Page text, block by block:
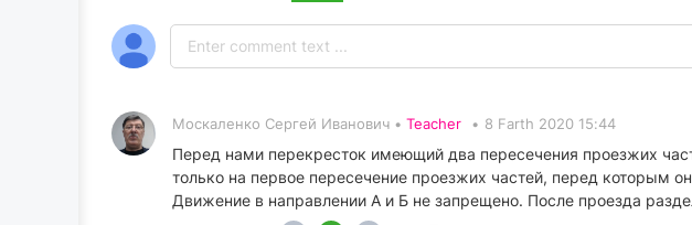
Москаленко Сергей Иванович • Teacher • 8 Farth 2020 15:44
Перед нами перекресток имеющий два пересечения проезжих
только на первое пересечение проезжих частей, перед которым
Движение в направлении А и Б не запрещено. После проезда